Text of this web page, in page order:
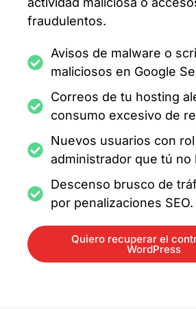
fraudulentos.
Avisos de malware o
maliciosos en Google
Correos de tu hosting
consumo excesivo de
Nuevos usuarios con
administrador que tú no
Descenso brusco de
por penalizaciones SEO.
Quiero recuperar el
WordPress